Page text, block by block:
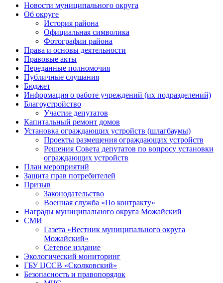
Новости муниципального округа
Об округе
История района
Официальная символика
Фотографии района
Права и основы деятельности
Правовые акты
Переданные полномочия
Публичные слушания
Бюджет
Информация о работе учреждений (их подразделений)
Благоустройство
Участие депутатов
Капитальный ремонт домов
Установка ограждающих устройств (шлагбаумы)
Проекты размещения ограждающих устройств
Решения Совета депутатов по вопросу установки
ограждающих устройств
План мероприятий
Защита прав потребителей
Призыв
Законодательство
Военная служба «По контракту»
Награды муниципального округа Можайский
СМИ
Газета «Вестник муниципального округа
Можайский»
Сетевое издание
Экологический мониторинг
ГБУ ЦССВ «Сколковский»
Безопасность и правопорядок